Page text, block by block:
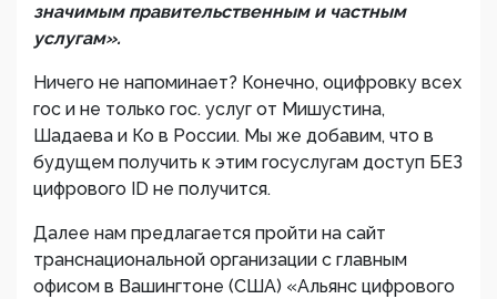
значимым правительственным и частным
услугам».
Ничего не напоминает? Конечно, оцифровку всех
гос и не только гос. услуг от Мишустина,
Шадаева и Ко в России. Мы же добавим, что в
будущем получить к этим госуслугам доступ БЕЗ
цифрового ID не получится.
Далее нам предлагается пройти на сайт
транснациональной организации с главным
офисом в Вашингтоне (США) «Альянс цифрового